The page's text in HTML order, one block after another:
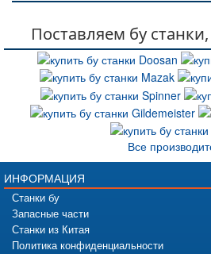
Поставляем бу
Все
ИНФОРМАЦИЯ
Станки бу
Запасные части
Станки из Китая
Политика конфиденциальности